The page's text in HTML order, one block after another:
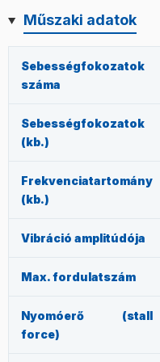
csontokon, ízületeken
trombózis gyanúja
hasi/medence
konzultáció nélkül.
lentebb.
Műszaki adatok
Sebességfokozatok
száma
Sebességfokozatok
(kb.)
Frekvenciatartomány
(kb.)
Vibráció amplitúdója
Max. fordulatszám
Nyomóerő (stall
force)